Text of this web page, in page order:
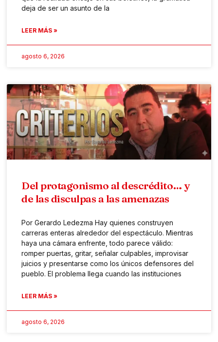
deja de ser un asunto de la
LEER MÁS »
agosto 6, 2026
Del protagonismo al descrédito… y
de las disculpas a las amenazas
Por Gerardo Ledezma Hay quienes construyen
carreras enteras alrededor del espectáculo. Mientras
haya una cámara enfrente, todo parece válido:
romper puertas, gritar, señalar culpables, improvisar
juicios y presentarse como los únicos defensores del
pueblo. El problema llega cuando las instituciones
LEER MÁS »
agosto 6, 2026